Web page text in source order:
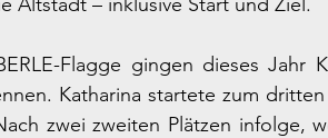
Flagge gingen dieses Jahr
Katharina startete zum
zwei zweiten Plätzen infolge,